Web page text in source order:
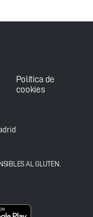
Política de
cookies
AL GLUTEN.